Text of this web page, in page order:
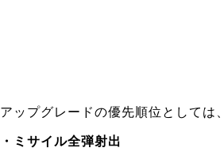
アップグレードの優先順位としては、
・ミサイル全弾射出